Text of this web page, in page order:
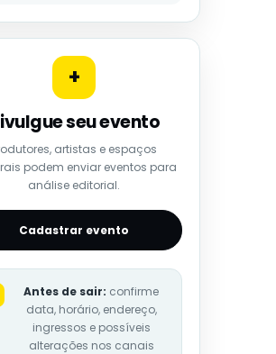
+
seu evento
artistas e espaços
podem enviar eventos para
análise editorial.
Cadastrar evento
Antes de sair: confirme
data, horário, endereço,
ingressos e possíveis
alterações nos canais